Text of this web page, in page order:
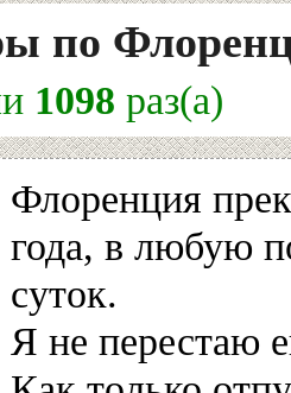
по
1098 раз(а)
Флоренция
года, в любую
суток.
Я не перестаю